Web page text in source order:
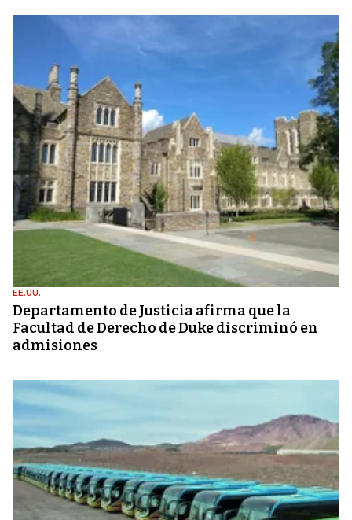
EE.UU.
Departamento de Justicia afirma que la
Facultad de Derecho de Duke discriminó en
admisiones